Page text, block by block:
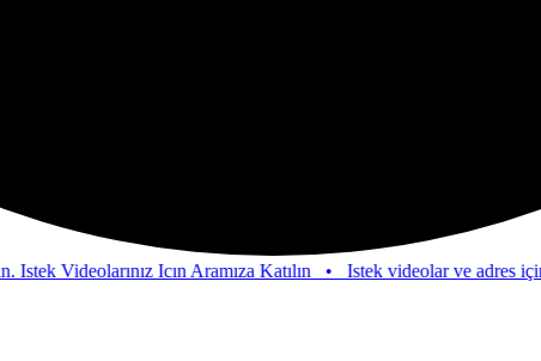
Icın Aramıza Katılın•Istek videolar ve adres için